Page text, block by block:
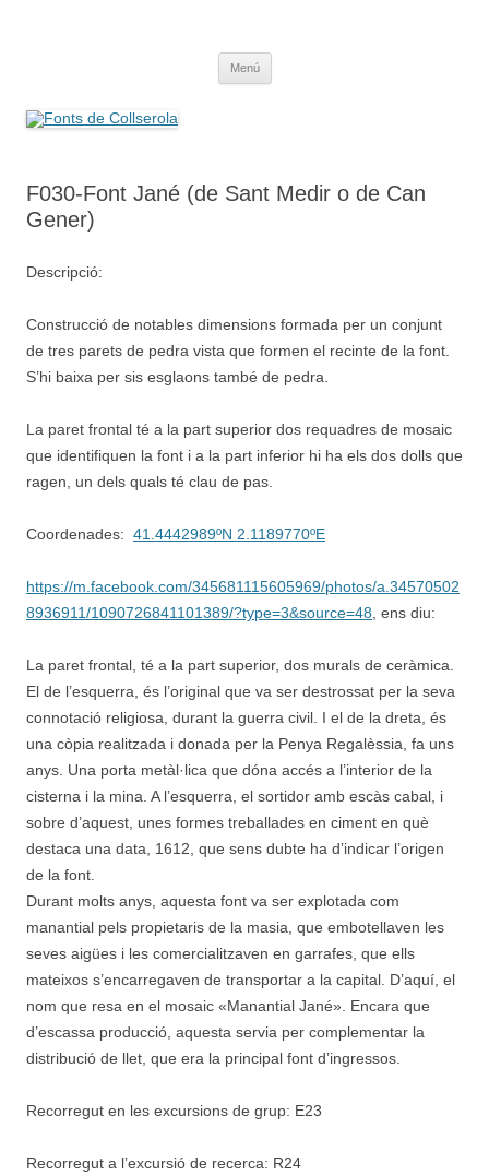
Menú
F030-Font Jané (de Sant Medir o de Can
Gener)
Descripció:
Construcció de notables dimensions formada per un conjunt
de tres parets de pedra vista que formen el recinte de la font.
S’hi baixa per sis esglaons també de pedra.
La paret frontal té a la part superior dos requadres de mosaic
que identifiquen la font i a la part inferior hi ha els dos dolls que
ragen, un dels quals té clau de pas.
Coordenades: 41.4442989ºN 2.1189770ºE
https://m.facebook.com/345681115605969/photos/a.34570502
8936911/1090726841101389/?type=3&source=48 , ens diu:
La paret frontal, té a la part superior, dos murals de ceràmica.
El de l’esquerra, és l’original que va ser destrossat per la seva
connotació religiosa, durant la guerra civil. I el de la dreta, és
una còpia realitzada i donada per la Penya Regalèssia, fa uns
anys. Una porta metàl·lica que dóna accés a l’interior de la
cisterna i la mina. A l’esquerra, el sortidor amb escàs cabal, i
sobre d’aquest, unes formes treballades en ciment en què
destaca una data, 1612, que sens dubte ha d’indicar l’origen
de la font.
Durant molts anys, aquesta font va ser explotada com
manantial pels propietaris de la masia, que embotellaven les
seves aigües i les comercialitzaven en garrafes, que ells
mateixos s’encarregaven de transportar a la capital. D’aquí, el
nom que resa en el mosaic «Manantial Jané». Encara que
d’escassa producció, aquesta servia per complementar la
distribució de llet, que era la principal font d’ingressos.
Recorregut en les excursions de grup: E23
Recorregut a l’excursió de recerca: R24